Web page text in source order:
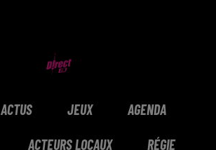
ACTUS JEUX AGENDA
ACTEURS LOCAUX RÉGIE